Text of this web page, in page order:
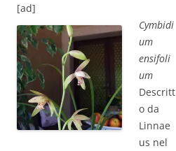
[ad]
Cymbidi
um
ensifoli
um
Descritt
o da
Linnae
us nel